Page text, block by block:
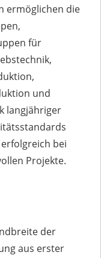
ermöglichen die
für
und
langjähriger
bei
Projekte.
der
aus erster